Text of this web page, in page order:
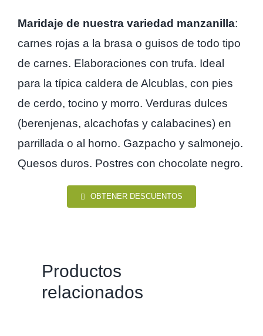
Maridaje de nuestra variedad manzanilla:
carnes rojas a la brasa o guisos de todo tipo
de carnes. Elaboraciones con trufa. Ideal
para la típica caldera de Alcublas, con pies
de cerdo, tocino y morro. Verduras dulces
(berenjenas, alcachofas y calabacines) en
parrillada o al horno. Gazpacho y salmonejo.
Quesos duros. Postres con chocolate negro.
OBTENER DESCUENTOS
Productos
relacionados